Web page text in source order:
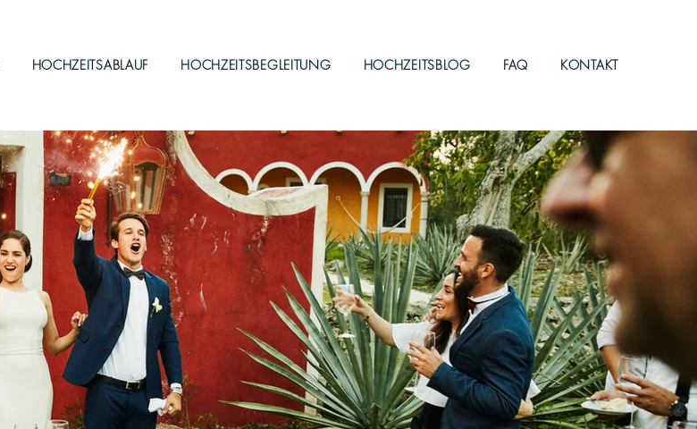
HOCHZEITSABLAUF HOCHZEITSBEGLEITUNG HOCHZEITSBLOG FAQ KONTAKT